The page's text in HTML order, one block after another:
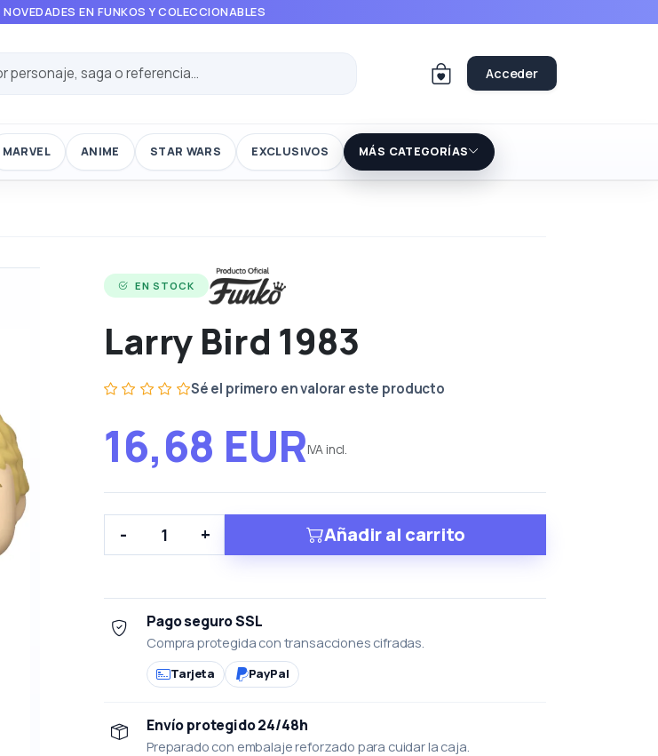
EN FUNKOS Y COLECCIONABLES
Acceder
MARVEL ANIME STAR WARS EXCLUSIVOS MÁS CATEGORÍAS
EN STOCK
Larry Bird 1983
Sé el primero en valorar este producto
16,68 EURIVA incl.
- + Añadir al carrito
Pago seguro SSL
Compra protegida con transacciones cifradas.
Tarjeta PayPal
Envío protegido 24/48h
Preparado con embalaje reforzado para cuidar la caja.